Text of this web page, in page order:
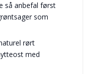
så anbefal først
som
rørt
med